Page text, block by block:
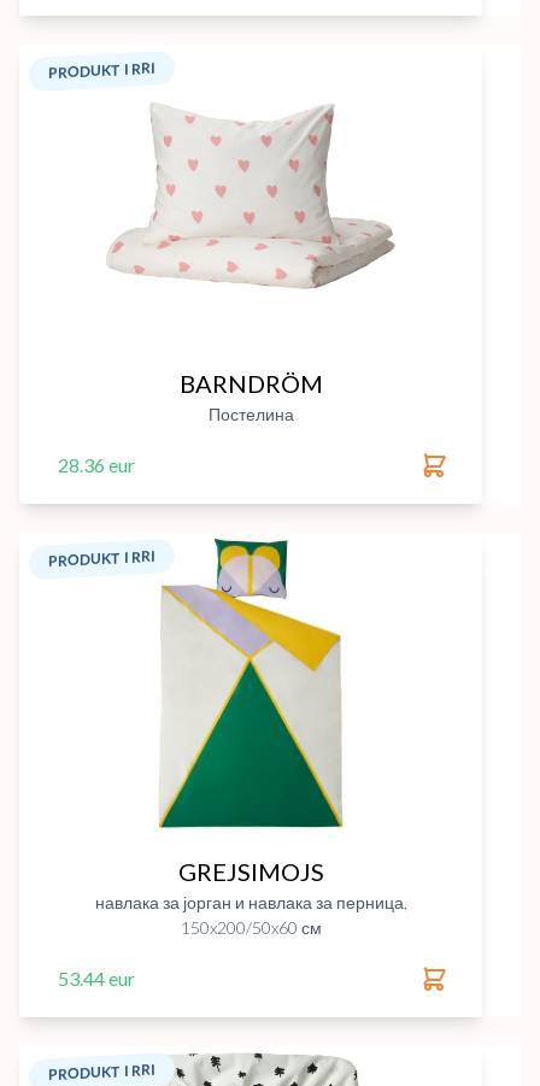
PRODUKT I RRI
BARNDRÖM
Постелина
28.36 eur
PRODUKT I RRI
GREJSIMOJS
навлака за јорган и навлака за перница,
150x200/50x60 см
53.44 eur
PRODUKT I RRI